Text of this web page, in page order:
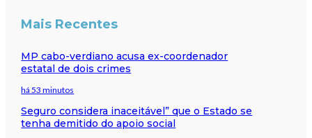
Mais Recentes
MP cabo-verdiano acusa ex-coordenador
estatal de dois crimes
há 53 minutos
Seguro considera inaceitável” que o Estado se
tenha demitido do apoio social